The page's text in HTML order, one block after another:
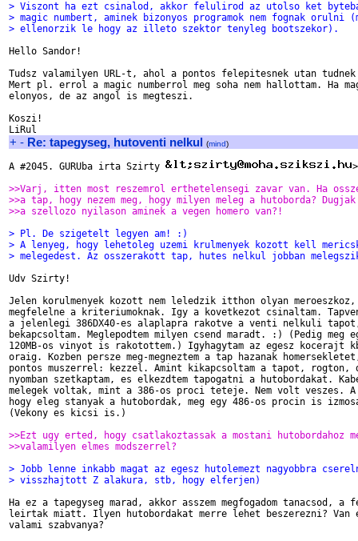
> Viszont ha ezt csinalod, akkor felulirod az utolso ket
> magic numbert, aminek bizonyos programok nem fognak orulni
> ellenorzik le hogy az illeto szektor tenyleg bootszekor).
Hello Sandor!
Tudsz valamilyen URL-t, ahol a pontos felepitesnek utan tudnek
Mert pl. errol a magic numberrol meg soha nem hallottam. Ha
elonyos, de az angol is megteszi.
Koszi!
+ - Re: tapegyseg, hutoventi nelkul (mind)
A #2045. GURUba irta Szirty
>>Varj, itten most reszemrol erthetelensegi zavar van. Ha
>>a tap, hogy nezem meg, hogy milyen meleg a hutoborda?
>>a szellozo nyilason aminek a vegen homero van?!
> Pl. De szigetelt legyen am! :)
> A lenyeg, hogy lehetoleg uzemi krulmenyek kozott kell
> melegedest. Az osszerakott tap, hutes nelkul jobban
Udv Szirty!
Jelen korulmenyek kozott nem leledzik itthon olyan meroeszkoz,
megfelelne a kriteriumoknak. Igy a kovetkezot csinaltam.
a jelenlegi 386DX40-es alaplapra rakotve a venti nelkuli
bekapcsoltam. Meglepodtem milyen csend maradt. :) (Pedig meg
120MB-os vinyot is rakotottem.) Igyhagytam az egesz kocerajt
oraig. Kozben persze meg-megneztem a tap hazanak
pontos muszerrel: kezzel. Amint kikapcsoltam a tapot, rogton,
nyomban szetkaptam, es elkezdtem tapogatni a hutobordakat.
melegek voltak, mint a 386-os proci teteje. Nem volt veszes.
hogy eleg stanyak a hutobordak, meg egy 486-os procin is
(Vekony es kicsi is.)
>>Ezt ugy erted, hogy csatlakoztassak a mostani hutobordahoz
>>valamilyen elmes modszerrel?
> Jobb lenne inkabb magat az egesz hutolemezt nagyobbra
> visszhajtott Z alakura, stb, hogy elferjen)
Ha ez a tapegyseg marad, akkor asszem megfogadom tanacsod, a
leirtak miatt. Ilyen hutobordakat merre lehet beszerezni? Van
valami szabvanya?